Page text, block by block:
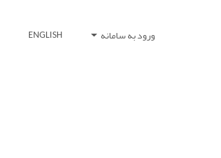
ورود به سامانه ENGLISH